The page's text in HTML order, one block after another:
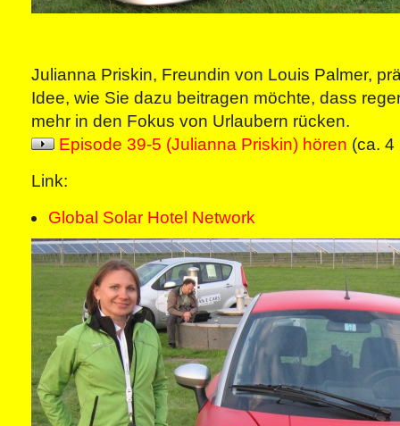
Julianna Priskin, Freundin von Louis Palmer,
Idee, wie Sie dazu beitragen möchte, dass
mehr in den Fokus von Urlaubern rücken.
Episode 39-5 (Julianna Priskin) hören (ca. 4
Link:
Global Solar Hotel Network